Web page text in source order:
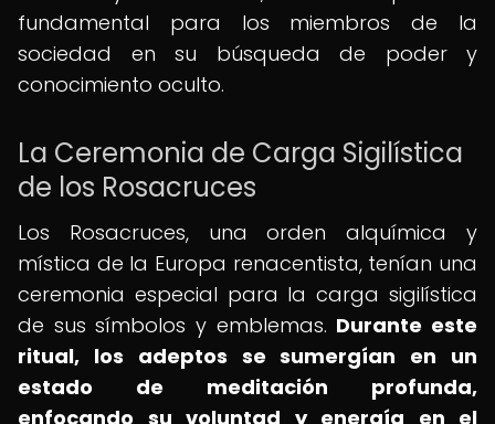
fundamental para los miembros de la
sociedad en su búsqueda de poder y
conocimiento oculto.
La Ceremonia de Carga Sigilística
de los Rosacruces
Los Rosacruces, una orden alquímica y
mística de la Europa renacentista, tenían una
ceremonia especial para la carga sigilística
de sus símbolos y emblemas. Durante este
ritual, los adeptos se sumergían en un
estado de meditación profunda,
enfocando su voluntad y energía en el